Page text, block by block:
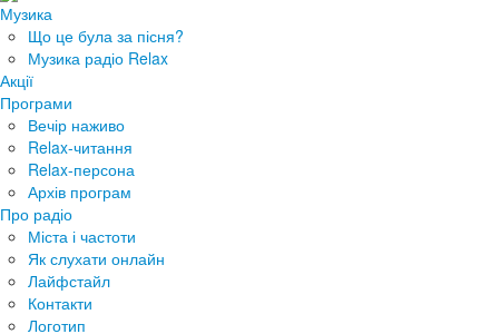
Музика
Що це була за пісня?
Музика радіо Relax
Акції
Програми
Вечір наживо
Relax-читання
Relax-персона
Архів програм
Про радіо
Міста і частоти
Як слухати онлайн
Лайфстайл
Контакти
Логотип